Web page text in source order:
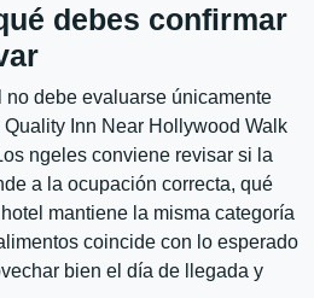
debes confirmar
no debe evaluarse únicamente
Inn Near Hollywood Walk
ngeles conviene revisar si la
a la ocupación correcta, qué
mantiene la misma categoría
coincide con lo esperado
bien el día de llegada y